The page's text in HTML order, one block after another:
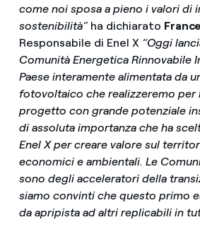
come noi sposa a pieno i valori di
sostenibilità” ha dichiarato
Responsabile di Enel X “Oggi
Comunità Energetica Rinnovabile
Paese interamente alimentata da
fotovoltaico che realizzeremo per
progetto con grande potenziale
di assoluta importanza che ha
Enel X per creare valore sul
economici e ambientali. Le
sono degli acceleratori della
siamo convinti che questo primo
da apripista ad altri replicabili in